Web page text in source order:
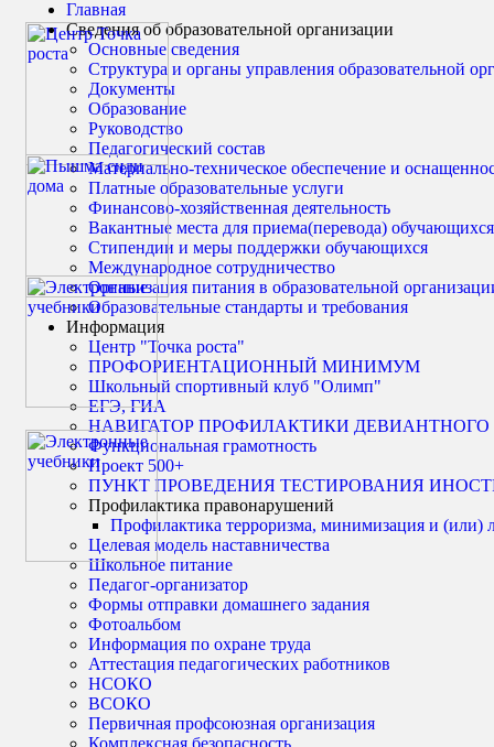
Главная
Сведения об образовательной организации
Основные сведения
Структура и органы управления образовательной
Документы
Образование
Руководство
Педагогический состав
Материально-техническое обеспечение и
Платные образовательные услуги
Финансово-хозяйственная деятельность
Вакантные места для приема(перевода) обучающихся
Стипендии и меры поддержки обучающихся
Международное сотрудничество
Организация питания в образовательной
Образовательные стандарты и требования
Информация
Центр "Точка роста"
ПРОФОРИЕНТАЦИОННЫЙ МИНИМУМ
Школьный спортивный клуб "Олимп"
ЕГЭ, ГИА
НАВИГАТОР ПРОФИЛАКТИКИ
Функциональная грамотность
Проект 500+
ПУНКТ ПРОВЕДЕНИЯ ТЕСТИРОВАНИЯ
Профилактика правонарушений
Профилактика терроризма, минимизация и (или)
Целевая модель наставничества
Школьное питание
Педагог-организатор
Формы отправки домашнего задания
Фотоальбом
Информация по охране труда
Аттестация педагогических работников
НСОКО
ВСОКО
Первичная профсоюзная организация
Комплексная безопасность